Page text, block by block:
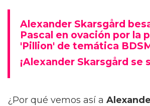
Alexander Skarsgård
Pascal en ovación por la
'Pillion' de temática
¡Alexander Skarsgård se
¿Por qué vemos así a